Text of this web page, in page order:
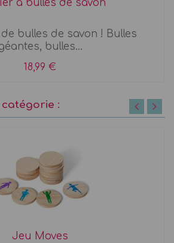
à bulles de savon
bulles de savon ! Bulles
bulles...
18,99 €
catégorie :
Jeu Moves